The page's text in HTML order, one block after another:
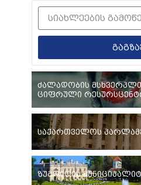
ძალადობის
ციფრული
საქართველოს
ზუგდიდის